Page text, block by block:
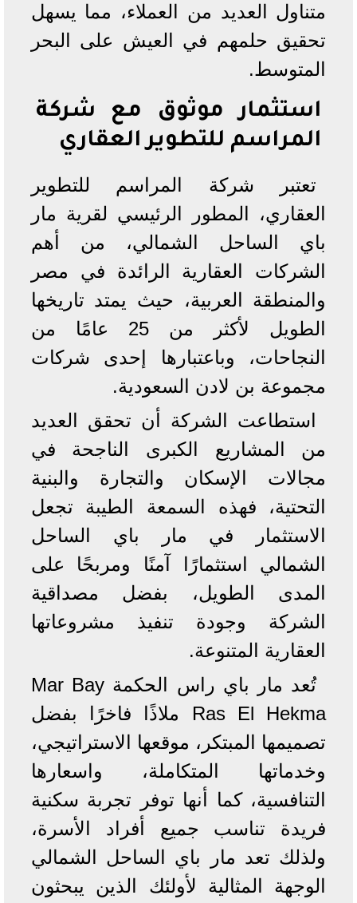
متناول العديد من العملاء، مما يسهل
تحقيق حلمهم في العيش على البحر
المتوسط.
استثمار موثوق مع شركة
المراسم للتطوير العقاري
تعتبر شركة المراسم للتطوير
العقاري، المطور الرئيسي لقرية مار
باي الساحل الشمالي، من أهم
الشركات العقارية الرائدة في مصر
والمنطقة العربية، حيث يمتد تاريخها
الطويل لأكثر من 25 عامًا من
النجاحات، وباعتبارها إحدى شركات
مجموعة بن لادن السعودية.
استطاعت الشركة أن تحقق العديد
من المشاريع الكبرى الناجحة في
مجالات الإسكان والتجارة والبنية
التحتية، فهذه السمعة الطيبة تجعل
الاستثمار في مار باي الساحل
الشمالي استثمارًا آمنًا ومربحًا على
المدى الطويل، بفضل مصداقية
الشركة وجودة تنفيذ مشروعاتها
العقارية المتنوعة.
تُعد مار باي راس الحكمة Mar Bay
Ras El Hekma ملاذًا فاخرًا بفضل
تصميمها المبتكر، موقعها الاستراتيجي،
وخدماتها المتكاملة، واسعارها
التنافسية، كما أنها توفر تجربة سكنية
فريدة تناسب جميع أفراد الأسرة،
ولذلك تعد مار باي الساحل الشمالي
الوجهة المثالية لأولئك الذين يبحثون